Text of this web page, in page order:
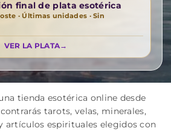
final de plata esotérica
· Últimas unidades · Sin
VER LA PLATA→
tienda esotérica online desde
tarots, velas, minerales,
artículos espirituales elegidos con